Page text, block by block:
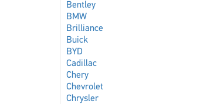
Bentley
BMW
Brilliance
Buick
BYD
Cadillac
Chery
Chevrolet
Chrysler